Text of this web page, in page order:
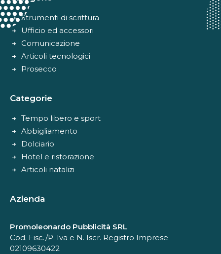
Strumenti di scrittura
Ufficio ed accessori
Comunicazione
Articoli tecnologici
Prosecco
Categorie
Tempo libero e sport
Abbigliamento
Dolciario
Hotel e ristorazione
Articoli natalizi
Azienda
Promoleonardo Pubblicità SRL
Cod. Fisc./P. Iva e N. Iscr. Registro Imprese
02109630422